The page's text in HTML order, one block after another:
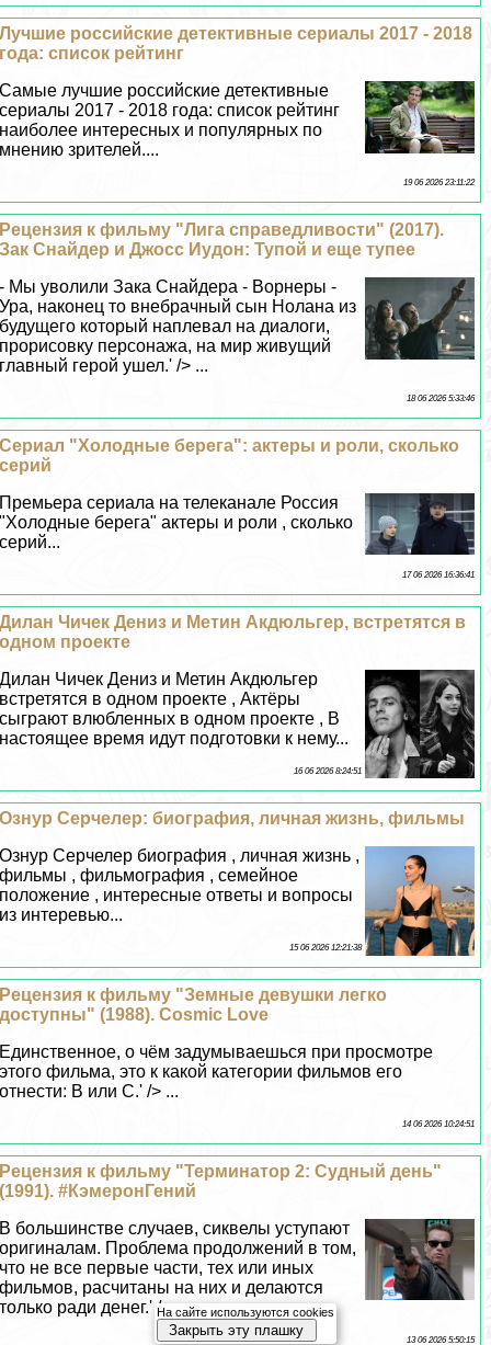
Лучшие российские детективные сериалы 2017 - 2018
года: список рейтинг
Самые лучшие российские детективные
сериалы 2017 - 2018 года: список рейтинг
наиболее интересных и популярных по
мнению зрителей....
19 06 2026 23:11:22
Рецензия к фильму "Лига справедливости" (2017).
Зак Снайдер и Джосс Иудон: Тупой и еще тупее
- Мы уволили Зака Снайдера - Ворнеры -
Ура, наконец то внебрачный сын Нолана из
будущего который наплевал на диалоги,
прорисовку персонажа, на мир живущий
главный герой ушел.' /> ...
18 06 2026 5:33:46
Сериал "Холодные берега": актеры и роли, сколько
серий
Премьера сериала на телеканале Россия
"Холодные берега" актеры и роли , сколько
серий...
17 06 2026 16:36:41
Дилан Чичек Дениз и Метин Акдюльгер, встретятся в
одном проекте
Дилан Чичек Дениз и Метин Акдюльгер
встретятся в одном проекте , Актёры
сыграют влюбленных в одном проекте , В
настоящее время идут подготовки к нему...
16 06 2026 8:24:51
Ознур Серчелер: биография, личная жизнь, фильмы
Ознур Серчелер биография , личная жизнь ,
фильмы , фильмография , семейное
положение , интересные ответы и вопросы
из интеревью...
15 06 2026 12:21:38
Рецензия к фильму "Земные дeвyшки легко
доступны" (1988). Cosmic Love
Единственное, о чём задумываешься при просмотре
этого фильма, это к какой категории фильмов его
отнести: B или С.' /> ...
14 06 2026 10:24:51
Рецензия к фильму "Терминатор 2: Судный день"
(1991). #КэмеронГений
В большинстве случаев, сиквелы уступают
оригиналам. Проблема продолжений в том,
что не все первые части, тех или иных
фильмов, расчитаны на них и делаются
только ради денег.' /> ...
13 06 2026 5:50:15
На сайте используются cookies
Закрыть эту плашку